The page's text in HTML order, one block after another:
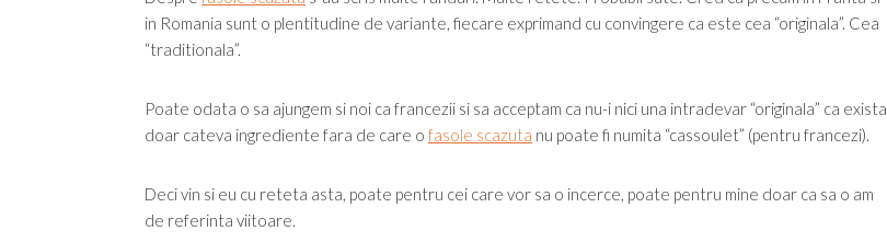
in Romania sunt o plentitudine de variante, fiecare exprimand cu convingere ca este cea “originala”. Cea
“traditionala”.
Poate odata o sa ajungem si noi ca francezii si sa acceptam ca nu-i nici una intradevar “originala” ca exista
doar cateva ingrediente fara de care o fasole scazuta nu poate fi numita “cassoulet” (pentru francezi).
Deci vin si eu cu reteta asta, poate pentru cei care vor sa o incerce, poate pentru mine doar ca sa o am
de referinta viitoare.